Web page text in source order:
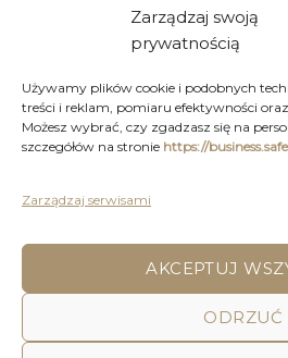
Zarządzaj swoją
prywatnością
Używamy plików cookie i podobnych
treści i reklam, pomiaru efektywności
Możesz wybrać, czy zgadzasz się na
szczegółów na stronie https://
Zarządzaj serwisami
AKCEPTUJ
ODRZUĆ
DEKORACJE
KUCHNIA
POLITYKA PRYWATNOŚCI
DECOR AND